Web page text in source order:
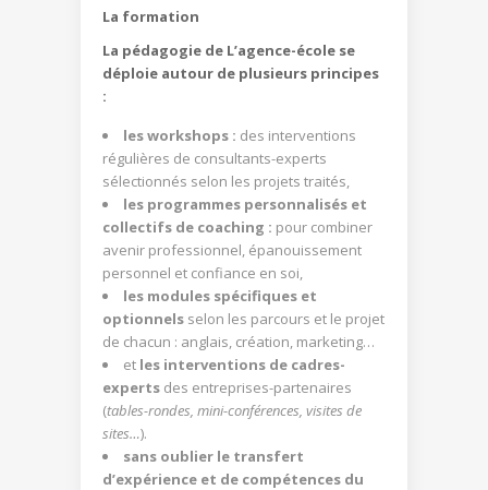
La formation
La pédagogie de L’agence-école se
déploie autour de plusieurs principes
:
les workshops : des interventions
régulières de consultants-experts
sélectionnés selon les projets traités,
les programmes personnalisés et
collectifs de coaching : pour combiner
avenir professionnel, épanouissement
personnel et confiance en soi,
les modules spécifiques et
optionnels selon les parcours et le projet
de chacun : anglais, création, marketing…
et les interventions de cadres-
experts des entreprises-partenaires
(tables-rondes, mini-conférences, visites de
sites…).
sans oublier le transfert
d’expérience et de compétences du